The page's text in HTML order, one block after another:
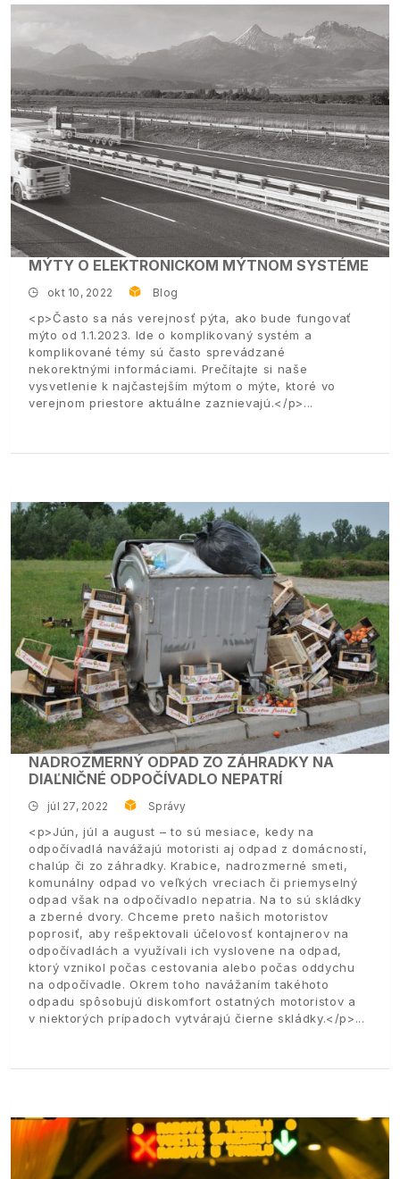
MÝTY O ELEKTRONICKOM MÝTNOM SYSTÉME
okt 10, 2022 Blog
<p>Často sa nás verejnosť pýta, ako bude fungovať
mýto od 1.1.2023. Ide o komplikovaný systém a
komplikované témy sú často sprevádzané
nekorektnými informáciami. Prečítajte si naše
vysvetlenie k najčastejším mýtom o mýte, ktoré vo
verejnom priestore aktuálne zaznievajú.</p>
NADROZMERNÝ ODPAD ZO ZÁHRADKY NA
DIAĽNIČNÉ ODPOČÍVADLO NEPATRÍ
júl 27, 2022 Správy
<p>Jún, júl a august – to sú mesiace, kedy na
odpočívadlá navážajú motoristi aj odpad z domácností,
chalúp či zo záhradky. Krabice, nadrozmerné smeti,
komunálny odpad vo veľkých vreciach či priemyselný
odpad však na odpočívadlo nepatria. Na to sú skládky
a zberné dvory. Chceme preto našich motoristov
poprosiť, aby rešpektovali účelovosť kontajnerov na
odpočívadlách a využívali ich vyslovene na odpad,
ktorý vznikol počas cestovania alebo počas oddychu
na odpočívadle. Okrem toho navážaním takéhoto
odpadu spôsobujú diskomfort ostatných motoristov a
v niektorých prípadoch vytvárajú čierne skládky.</p>